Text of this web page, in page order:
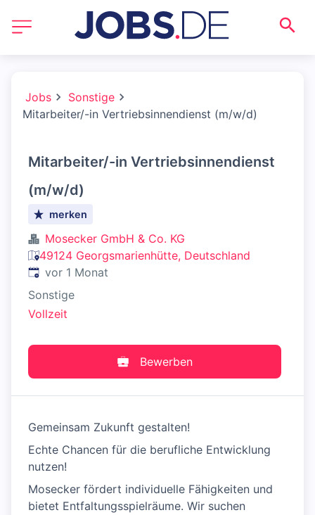
Jobs
Sonstige
Mitarbeiter/-in Vertriebsinnendienst (m/w/d)
Mitarbeiter/-in Vertriebsinnendienst
(m/w/d)
merken
Mosecker GmbH & Co. KG
49124 Georgsmarienhütte, Deutschland
Veröffentlicht:
vor 1 Monat
Sonstige
Vollzeit
Bewerben
Gemeinsam Zukunft gestalten!
Echte Chancen für die berufliche Entwicklung
nutzen!
Mosecker fördert individuelle Fähigkeiten und
bietet Entfaltungsspielräume. Wir suchen